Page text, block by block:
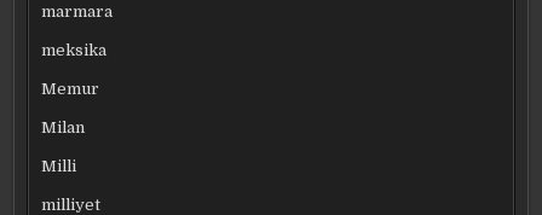
marmara
meksika
Memur
Milan
Milli
milliyet